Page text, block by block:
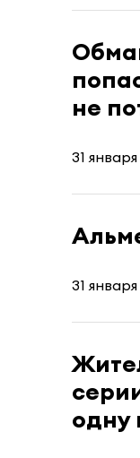
не
31 января
31
одну